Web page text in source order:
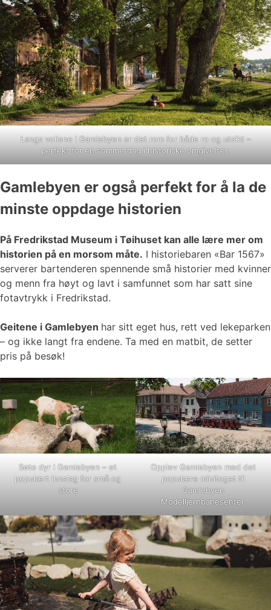
Langs vollene i Gamlebyen er det rom for både ro og utsikt –
perfekt for en sommerdag i historiske omgivelser.
Gamlebyen er også perfekt for å la de
minste oppdage historien
På Fredrikstad Museum i Tøihuset kan alle lære mer om
historien på en morsom måte. I historiebaren «Bar 1567»
serverer bartenderen spennende små historier med kvinner
og menn fra høyt og lavt i samfunnet som har satt sine
fotavtrykk i Fredrikstad.
Geitene i Gamlebyen har sitt eget hus, rett ved lekeparken
– og ikke langt fra endene. Ta med en matbit, de setter
pris på besøk!
Søte dyr i Gamlebyen – et
populært innslag for små og
store
Opplev Gamlebyen med det
populære minitoget til
Gamlebyen
Modelljernbanesenter.